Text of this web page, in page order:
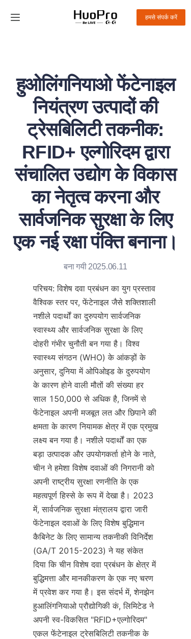
हमसे संपर्क करें
हुओलिंगनियाओ फेंटेनाइल
नियंत्रण उत्पादों की
ट्रेसबिलिटी तकनीक:
RFID+ एल्गोरिदम द्वारा
संचालित उद्योग के विकास
का नेतृत्व करना और
सार्वजनिक सुरक्षा के लिए
एक नई रक्षा पंक्ति बनाना।
बना गयी 2025.06.11
परिचय: विशेष दवा प्रबंधन का युग प्रस्ताव
वैश्विक स्तर पर, फेंटेनाइल जैसे शक्तिशाली
नशीले पदार्थों का दुरुपयोग सार्वजनिक
स्वास्थ्य और सार्वजनिक सुरक्षा के लिए
दोहरी गंभीर चुनौती बन गया है। विश्व
स्वास्थ्य संगठन (WHO) के आंकड़ों के
अनुसार, दुनिया में ओपिओइड के दुरुपयोग
के कारण होने वाली मौतों की संख्या हर
साल 150,000 से अधिक है, जिनमें से
फेंटेनाइल अपनी मजबूत लत और छिपाने की
क्षमता के कारण नियामक क्षेत्र में एक प्रमुख
लक्ष्य बन गया है। नशीले पदार्थों का एक
बड़ा उत्पादक और उपयोगकर्ता होने के नाते,
चीन ने हमेशा विशेष दवाओं की निगरानी को
अपनी राष्ट्रीय सुरक्षा रणनीति के एक
महत्वपूर्ण हिस्से के रूप में देखा है। 2023
में, सार्वजनिक सुरक्षा मंत्रालय द्वारा जारी
फेंटेनाइल दवाओं के लिए विशेष बुद्धिमान
कैबिनेट के लिए सामान्य तकनीकी विनिर्देश
(GA/T 2015-2023) ने यह संकेत
दिया कि चीन विशेष दवा प्रबंधन के क्षेत्र में
बुद्धिमत्ता और मानकीकरण के एक नए चरण
में प्रवेश कर गया है। इस संदर्भ में, शेनझेन
हुआलिंगनियाओ प्रौद्योगिकी कं, लिमिटेड ने
अपनी स्व-विकसित "RFID+एल्गोरिदम"
एकल फेंटेनाइल ट्रेसबिलिटी तकनीक के
समाधान
सेवा और सहायता
समाचार
हमारे बारे में
हमसे संपर्क करें